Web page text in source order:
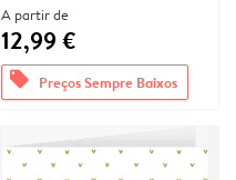
A partir de
12,99 €
offers Preços Sempre Baixos